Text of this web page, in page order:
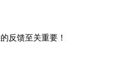
反馈至关重要！